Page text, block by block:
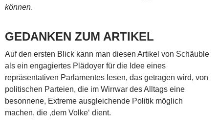
können.
GEDANKEN ZUM ARTIKEL
Auf den ersten Blick kann man diesen Artikel von Schäuble
als ein engagiertes Plädoyer für die Idee eines
repräsentativen Parlamentes lesen, das getragen wird, von
politischen Parteien, die im Wirrwar des Alltags eine
besonnene, Extreme ausgleichende Politik möglich
machen, die ‚dem Volke‘ dient.